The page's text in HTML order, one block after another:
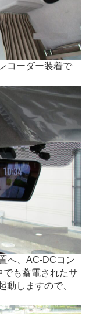
コーダー装着で
へ、AC-DCコン
も蓄電されたサ
動しますので、